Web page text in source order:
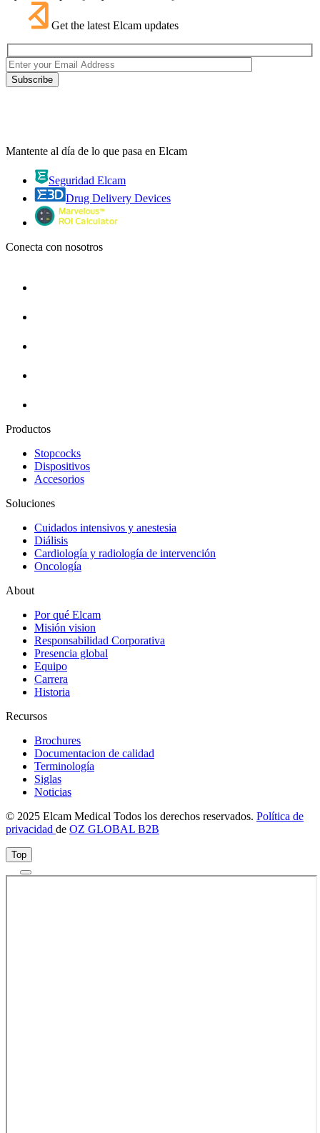
Get the latest Elcam updates
Mantente al día de lo que pasa en Elcam
Seguridad Elcam
Drug Delivery Devices
Conecta con nosotros
Productos
Stopcocks
Dispositivos
Accesorios
Soluciones
Cuidados intensivos y anestesia
Diálisis
Cardiología y radiología de intervención
Oncología
About
Por qué Elcam
Misión vision
Responsabilidad Corporativa
Presencia global
Equipo
Carrera
Historia
Recursos
Brochures
Documentacion de calidad
Terminología
Siglas
Noticias
© 2025 Elcam Medical Todos los derechos reservados. Política de
privacidad de OZ GLOBAL B2B
Top